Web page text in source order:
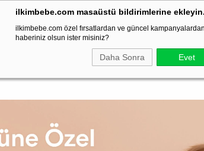
ilkimbebe.com masaüstü bildirimlerine ekleyin.
ilkimbebe.com özel fırsatlardan ve güncel kampanyalardan
haberiniz olsun ister misiniz?
Daha Sonra Evet